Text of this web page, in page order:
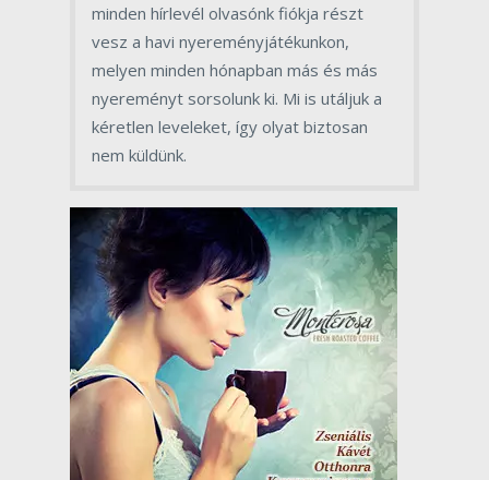
minden hírlevél olvasónk fiókja részt
vesz a havi nyereményjátékunkon,
melyen minden hónapban más és más
nyereményt sorsolunk ki. Mi is utáljuk a
kéretlen leveleket, így olyat biztosan
nem küldünk.